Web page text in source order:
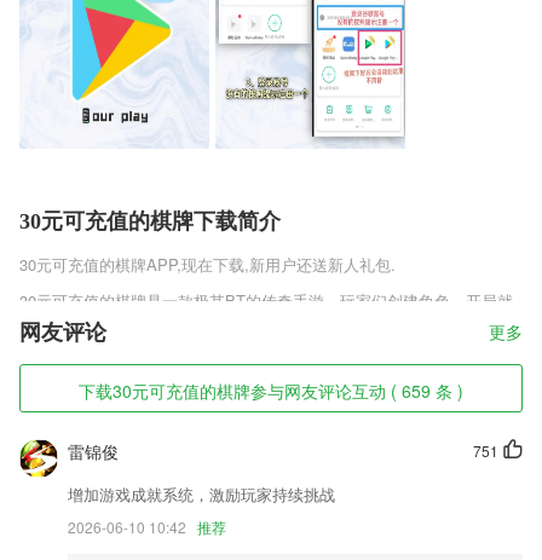
30元可充值的棋牌下载简介
30元可充值的棋牌APP,现在下载,新用户还送新人礼包.
30元可充值的棋牌是一款极其BT的传奇手游，玩家们创建角色，开局就
能够获得无限的修为，除此之外，还可以通过做任务，获得开局拥有无限
金币的奖励，最终还可以开局拥有无限寿命。超强的玄幻小说剧情，展现
这款传奇的无限魅力。
30元可充值的棋牌软件特色
1,短信锁是一款用于保护您个人短信的轻量级软件。
2,独特个性化书籍推荐，满足不同读者阅读需求
3,智能修复清晰
网友评论 更多
下载30元可充值的棋牌参与网友评论互动 ( 659 条 )
751
雷锦俊
增加游戏成就系统，激励玩家持续挑战
2026-06-10 10:42 推荐